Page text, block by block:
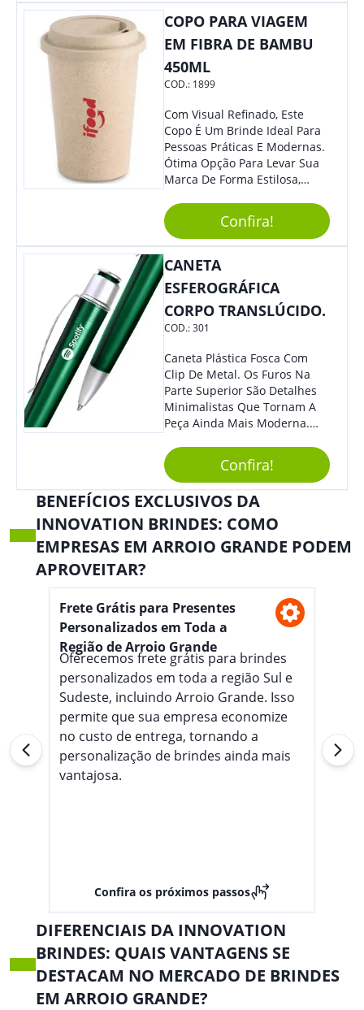
COPO PARA VIAGEM
EM FIBRA DE BAMBU
450ML
COD.: 1899
Com Visual Refinado, Este
Copo É Um Brinde Ideal Para
Pessoas Práticas E Modernas.
Ótima Opção Para Levar Sua
Marca De Forma Estilosa,
Empresa Em Eventos,
Reuniões Corporativas Ou Até
Mesmo Para Presentear
Colaboradores.
Confira!
CANETA
ESFEROGRÁFICA
CORPO TRANSLÚCIDO.
COD.:301
Caneta Plástica Fosca Com
Clip De Metal. Os Furos Na
Parte Superior São Detalhes
Minimalistas Que Tornam A
Peça Ainda Mais Moderna.
Em Que Deseja Presentear
Seus Convidados E Clientes.
Acionamento Por Clic.
Confira!
BENEFÍCIOS EXCLUSIVOS DA
INNOVATION BRINDES: COMO
EMPRESAS EM ARROIO GRANDE PODEM
APROVEITAR?
Frete Grátis para Presentes
Personalizados em Toda a
Região de Arroio Grande
Oferecemos frete grátis para brindes
personalizados em toda a região Sul e
Sudeste, incluindo Arroio Grande. Isso
permite que sua empresa economize
no custo de entrega, tornando a
personalização de brindes ainda mais
vantajosa.
Confira os próximos passos
DIFERENCIAIS DA INNOVATION
BRINDES: QUAIS VANTAGENS SE
DESTACAM NO MERCADO DE BRINDES
EM ARROIO GRANDE?